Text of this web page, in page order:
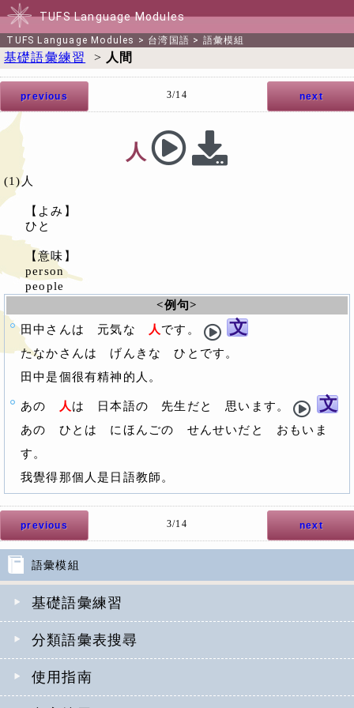
TUFS Language Modules
TUFS Language Modules > 台湾国語 > 語彙模組
語彙模組
基礎語彙練習
分類語彙表搜尋
使用指南
基礎語彙練習 > 人間
previous next
3/14
人
(1)人
【よみ】
ひと
【意味】
person
people
<例句>
田中さんは 元気な 人 です。 文
たなかさんは げんきな ひとです。
田中是個很有精神的人。
あの 人 は 日本語の 先生だと 思います。 文
あの ひとは にほんごの せんせいだと おもいま
す。
我覺得那個人是日語教師。
previous next
3/14